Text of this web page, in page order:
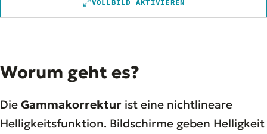
VOLLBILD AKTIVIEREN
Worum geht es?
Die Gammakorrektur ist eine nichtlineare
Helligkeitsfunktion. Bildschirme geben Helligkeit